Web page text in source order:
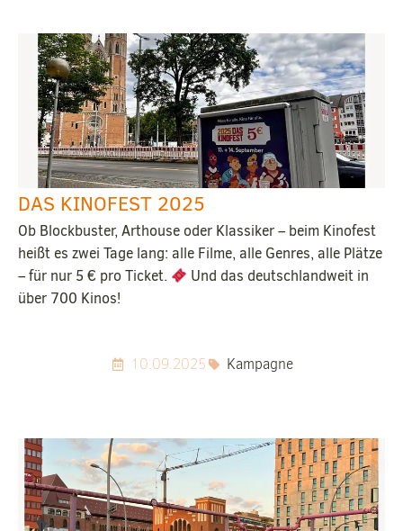
DAS KINOFEST 2025
Ob Blockbuster, Arthouse oder Klassiker – beim Kinofest
heißt es zwei Tage lang: alle Filme, alle Genres, alle Plätze
– für nur 5 € pro Ticket.
Und das deutschlandweit in
über 700 Kinos!
10.09.2025 Kampagne